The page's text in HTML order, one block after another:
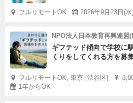
フルリモートOK 2026年9月23日(
NPO法人日本教育再興連盟
ギフテッド傾向で学校に
くりをしてくれる方を募
フルリモートOK, 東京 [渋谷区]
1年からOK